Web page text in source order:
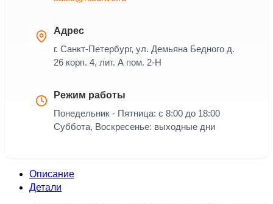
Адрес
г. Санкт-Петербург, ул. Демьяна Бедного д.
26 корп. 4, лит. А пом. 2-Н
Режим работы
Понедельник - Пятница: с 8:00 до 18:00
Суббота, Воскресенье: выходные дни
Описание
Детали